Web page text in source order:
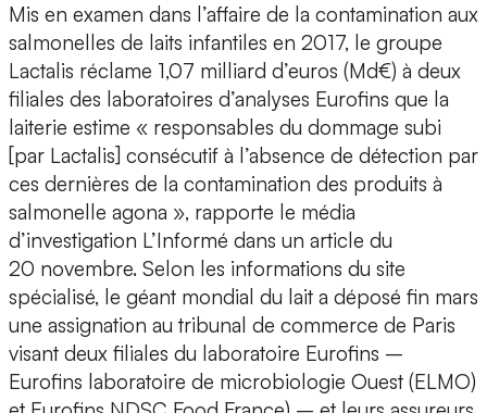
Mis en examen dans l’affaire de la contamination aux
salmonelles de laits infantiles en 2017, le groupe
Lactalis réclame 1,07 milliard d’euros (Md€) à deux
filiales des laboratoires d’analyses Eurofins que la
laiterie estime « responsables du dommage subi
[par Lactalis] consécutif à l’absence de détection par
ces dernières de la contamination des produits à
salmonelle agona », rapporte le média
d’investigation L’Informé dans un article du
20 novembre. Selon les informations du site
spécialisé, le géant mondial du lait a déposé fin mars
une assignation au tribunal de commerce de Paris
visant deux filiales du laboratoire Eurofins –
Eurofins laboratoire de microbiologie Ouest (ELMO)